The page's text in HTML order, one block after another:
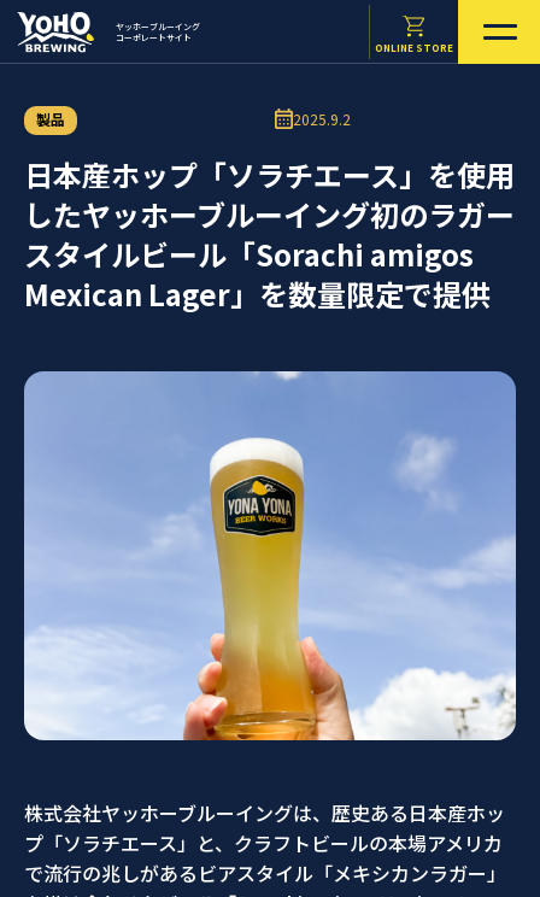
ヤッホーブルーイング
コーポレートサイト
ONLINE STORE
製品 2025.9.2
日本産ホップ「ソラチエース」を使用
したヤッホーブルーイング初のラガー
スタイルビール「Sorachi amigos
Mexican Lager」を数量限定で提供
株式会社ヤッホーブルーイングは、歴史ある日本産ホッ
プ「ソラチエース」と、クラフトビールの本場アメリカ
で流行の兆しがあるビアスタイル「メキシカンラガー」